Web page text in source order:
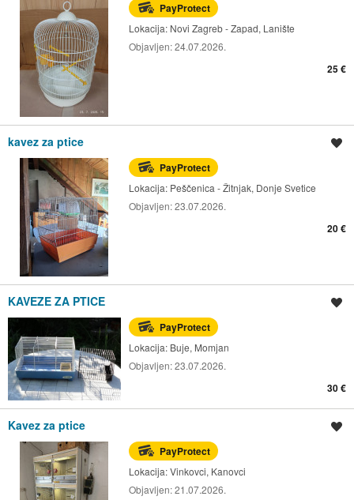
PayProtect
Lokacija: Novi Zagreb - Zapad, Lanište
Objavljen:24.07.2026.
25 €
kavez za ptice
PayProtect
Lokacija: Peščenica - Žitnjak, Donje Svetice
Objavljen:23.07.2026.
20 €
KAVEZE ZA PTICE
PayProtect
Lokacija: Buje, Momjan
Objavljen:23.07.2026.
30 €
Kavez za ptice
PayProtect
Lokacija:Vinkovci, Kanovci
Objavljen:21.07.2026.